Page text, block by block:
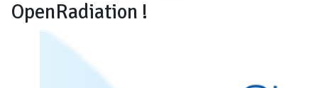
OpenRadiation !